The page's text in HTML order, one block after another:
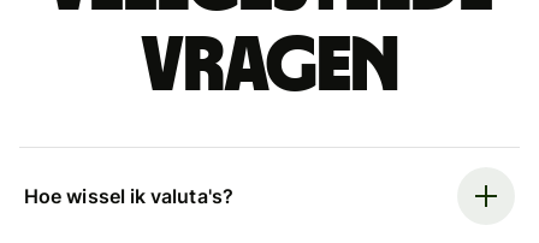
vragen
Hoe wissel ik valuta's?